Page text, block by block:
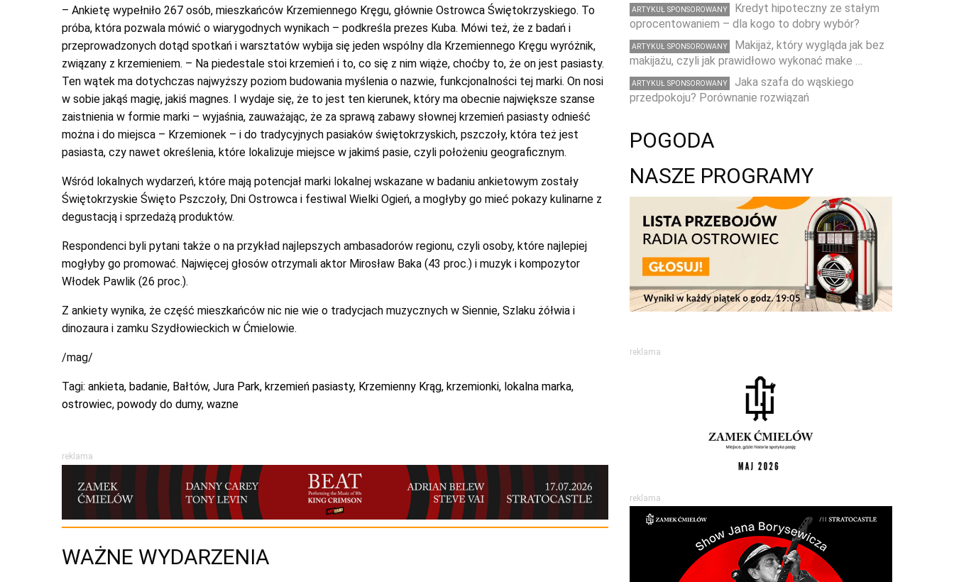
– Ankietę wypełniło 267 osób, mieszkańców Krzemiennego Kręgu, głównie Ostrowca Świętokrzyskiego. To
próba, która pozwala mówić o wiarygodnych wynikach – podkreśla prezes Kuba. Mówi też, że z badań i
przeprowadzonych dotąd spotkań i warsztatów wybija się jeden wspólny dla Krzemiennego Kręgu wyróżnik,
związany z krzemieniem. – Na piedestale stoi krzemień i to, co się z nim wiąże, choćby to, że on jest pasiasty.
Ten wątek ma dotychczas najwyższy poziom budowania myślenia o nazwie, funkcjonalności tej marki. On nosi
w sobie jakąś magię, jakiś magnes. I wydaje się, że to jest ten kierunek, który ma obecnie największe szanse
zaistnienia w formie marki – wyjaśnia, zauważając, że za sprawą zabawy słownej krzemień pasiasty odnieść
można i do miejsca – Krzemionek – i do tradycyjnych pasiaków świętokrzyskich, pszczoły, która też jest
pasiasta, czy nawet określenia, które lokalizuje miejsce w jakimś pasie, czyli położeniu geograficznym.
Wśród lokalnych wydarzeń, które mają potencjał marki lokalnej wskazane w badaniu ankietowym zostały
Świętokrzyskie Święto Pszczoły, Dni Ostrowca i festiwal Wielki Ogień, a mogłyby go mieć pokazy kulinarne z
degustacją i sprzedażą produktów.
Respondenci byli pytani także o na przykład najlepszych ambasadorów regionu, czyli osoby, które najlepiej
mogłyby go promować. Najwięcej głosów otrzymali aktor Mirosław Baka (43 proc.) i muzyk i kompozytor
Włodek Pawlik (26 proc.).
Z ankiety wynika, że część mieszkańców nic nie wie o tradycjach muzycznych w Siennie, Szlaku żółwia i
dinozaura i zamku Szydłowieckich w Ćmielowie.
/mag/
Tagi: ankieta, badanie, Bałtów, Jura Park, krzemień pasiasty, Krzemienny Krąg, krzemionki, lokalna marka,
ostrowiec, powody do dumy, wazne
reklama
WAŻNE WYDARZENIA
ARTYKUŁ SPONSOROWANY
Kredyt hipoteczny ze stałym
oprocentowaniem – dla kogo to dobry wybór?
ARTYKUŁ SPONSOROWANY
Makijaż, który wygląda jak bez
makijażu, czyli jak prawidłowo wykonać make …
ARTYKUŁ SPONSOROWANY
Jaka szafa do wąskiego
przedpokoju? Porównanie rozwiązań
POGODA
NASZE PROGRAMY
reklama
reklama